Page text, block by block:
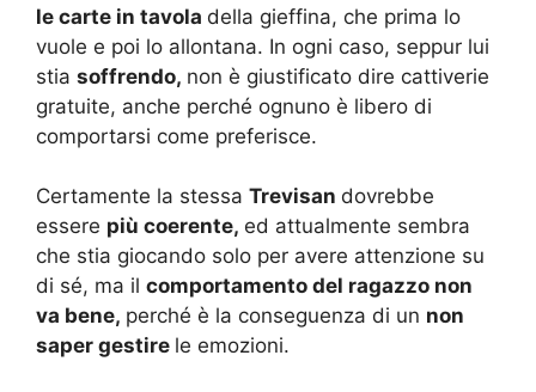
le carte in tavola della gieffina, che prima lo
vuole e poi lo allontana. In ogni caso, seppur lui
stia soffrendo, non è giustificato dire cattiverie
gratuite, anche perché ognuno è libero di
comportarsi come preferisce.
Certamente la stessa Trevisan dovrebbe
essere più coerente, ed attualmente sembra
che stia giocando solo per avere attenzione su
di sé, ma il comportamento del ragazzo non
va bene, perché è la conseguenza di un non
saper gestire le emozioni.